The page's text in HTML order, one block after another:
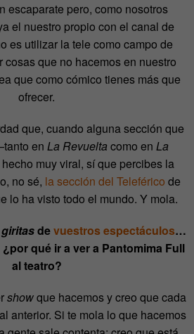
escaparate pero, como nosotros
el nuestro propio con el canal de
es utilizar la tele como campo de
cosas que no hacemos en nuestro
que como cómico tienes más que
ofrecer.
que, cuando alguna sección que
en La Revuelta como en La
muy viral, sí que percibes la
no sé, la sección del Teleférico de
lo ha visto todo el mundo. Y mola.
giritasdevuestros espectáculos…
qué ir a ver a Pantomima Full
al teatro?
showque hacemos y creo que cada
anterior. Si te mola lo que hacemos